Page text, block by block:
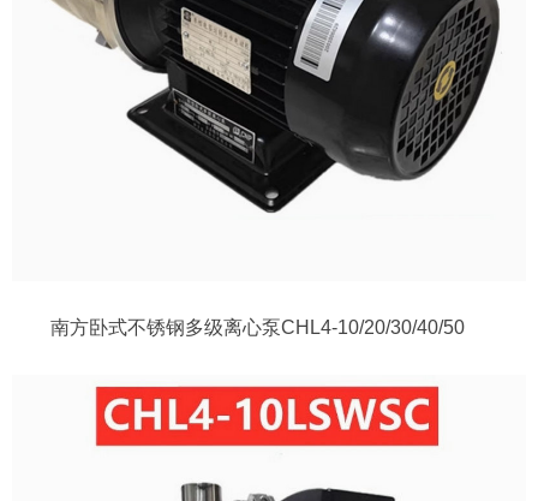
南方卧式不锈钢多级离心泵CHL4-10/20/30/40/50